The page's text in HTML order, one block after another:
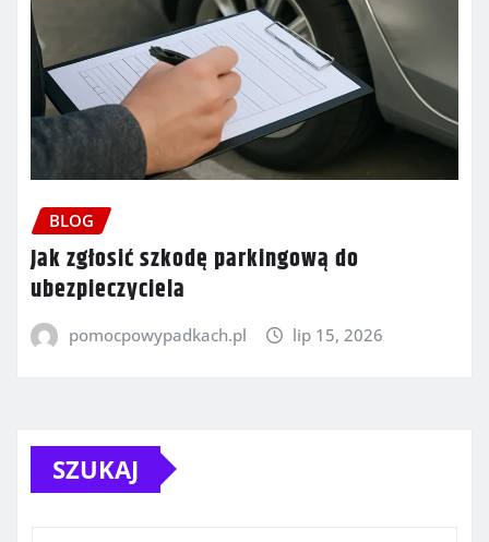
BLOG
Jak zgłosić szkodę parkingową do
ubezpieczyciela
pomocpowypadkach.pl lip 15, 2026
SZUKAJ